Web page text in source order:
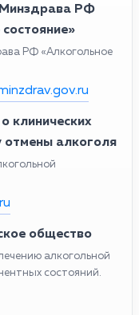
Минздрава РФ
РФ «Алкогольное
клинических
отмены алкоголя
общество
алкогольной
состояний.